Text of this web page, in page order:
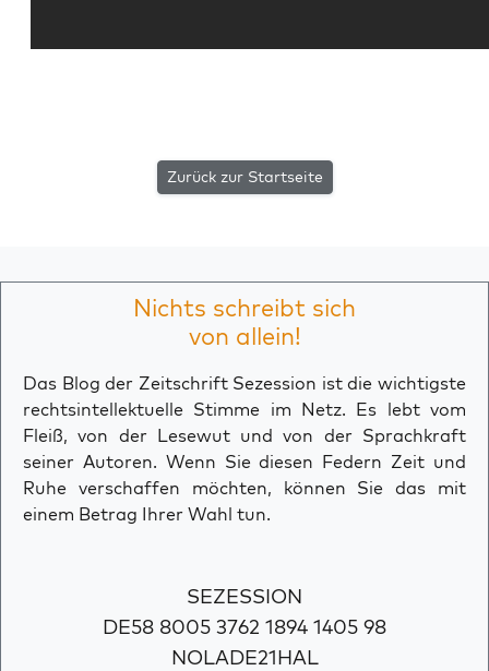
Zurück zur Startseite
Nichts schreibt sich
von allein!
Das Blog der Zeitschrift Sezession ist die wichtigste
rechtsintellektuelle Stimme im Netz. Es lebt vom
Fleiß, von der Lesewut und von der Sprachkraft
seiner Autoren. Wenn Sie diesen Federn Zeit und
Ruhe verschaffen möchten, können Sie das mit
einem Betrag Ihrer Wahl tun.
SEZESSION
DE58 8005 3762 1894 1405 98
NOLADE21HAL